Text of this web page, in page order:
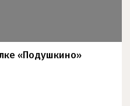
«Подушкино»